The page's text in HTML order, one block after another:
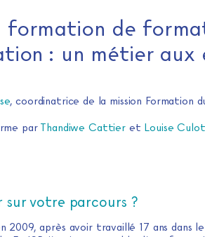
formation de
: un métier aux
, coordinatrice de la mission Formation
par Thandiwe Cattier et Louise Culot
sur votre parcours ?
2009, après avoir travaillé 17 ans dans